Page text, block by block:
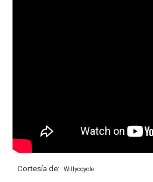
Cortesía de: Willycoyote